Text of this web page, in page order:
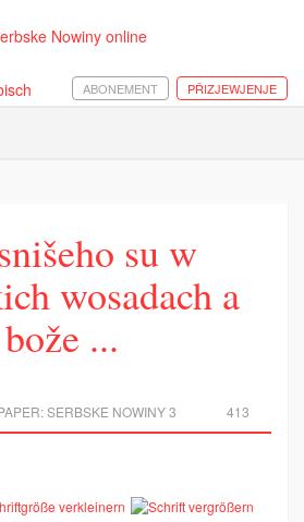
PŘIZJEWJENJE
ABONEMENT
su w
wosadach a
...
413
SERBSKE NOWINY 3